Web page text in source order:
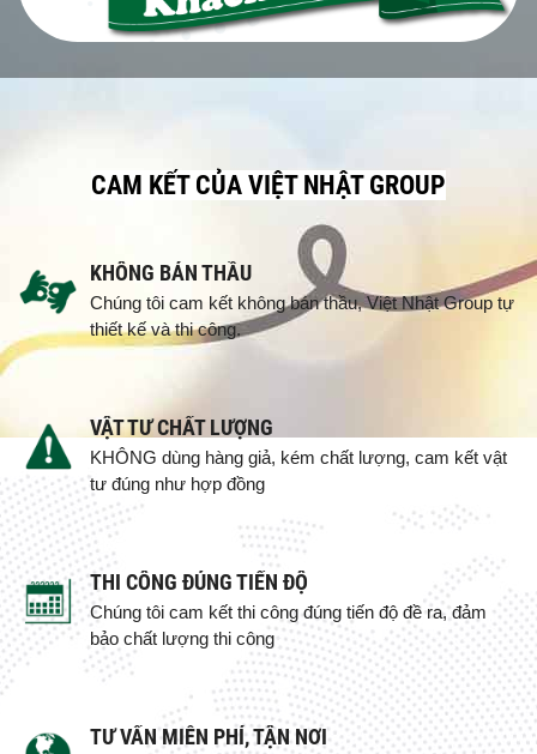
CAM KẾT CỦA VIỆT NHẬT GROUP
KHÔNG BÁN THẦU
Chúng tôi cam kết không bán thầu, Việt Nhật Group tự
thiết kế và thi công.
VẬT TƯ CHẤT LƯỢNG
KHÔNG dùng hàng giả, kém chất lượng, cam kết vật
tư đúng như hợp đồng
THI CÔNG ĐÚNG TIẾN ĐỘ
Chúng tôi cam kết thi công đúng tiến độ đề ra, đảm
bảo chất lượng thi công
TƯ VẤN MIỄN PHÍ, TẬN NƠI